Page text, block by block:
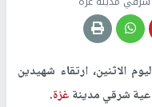
الاثنين، ارتقاء شهيدين
شرقي مدينةغزة.